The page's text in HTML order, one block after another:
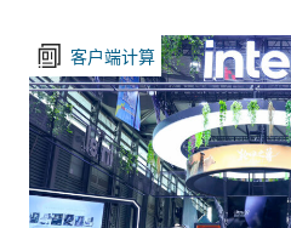
客户端计算